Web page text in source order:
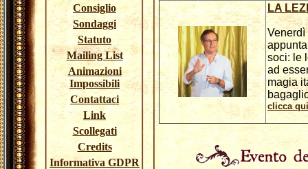
Consiglio
Sondaggi
Statuto
Mailing List
Animazioni
Impossibili
Contattaci
Link
Scollegati
Credits
Informativa GDPR
LA
Venerdì
soci: le
ad
magia
clicca